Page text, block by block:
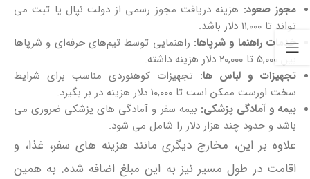
مجوز صعود: هزینه دریافت مجوز رسمی از دولت نپال یا تبت می‌
تواند تا ۱۱,۰۰۰ دلار باشد.
خدمات راهنما و شرپاها: راهنمایی توسط تیم‌های حرفه‌ای و شرپاها
تجهیزات و لباس‌ ها: تجهیزات کوهنوردی مناسب برای شرایط
سخت اورست ممکن است تا ۱۰,۰۰۰ دلار هزینه در بر بگیرد.
بیمه و آمادگی پزشکی: بیمه سفر و آمادگی‌ های پزشکی ضروری می
باشد و حدود چند هزار دلار را شامل می‌ شود.
علاوه بر این، مخارج دیگری مانند هزینه‌ های سفر، غذا، و
اقامت در طول مسیر نیز به این مبلغ اضافه شده. به همین